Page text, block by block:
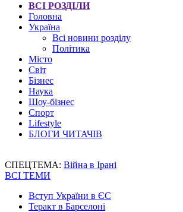
ВСІ РОЗДІЛИ
Головна
Україна
Всі новини розділу
Політика
Місто
Світ
Бізнес
Наука
Шоу-бізнес
Спорт
Lifestyle
БЛОГИ ЧИТАЧІВ
СПЕЦТЕМА: Війна в Ірані
ВСІ ТЕМИ
Вступ України в ЄС
Теракт в Барселоні